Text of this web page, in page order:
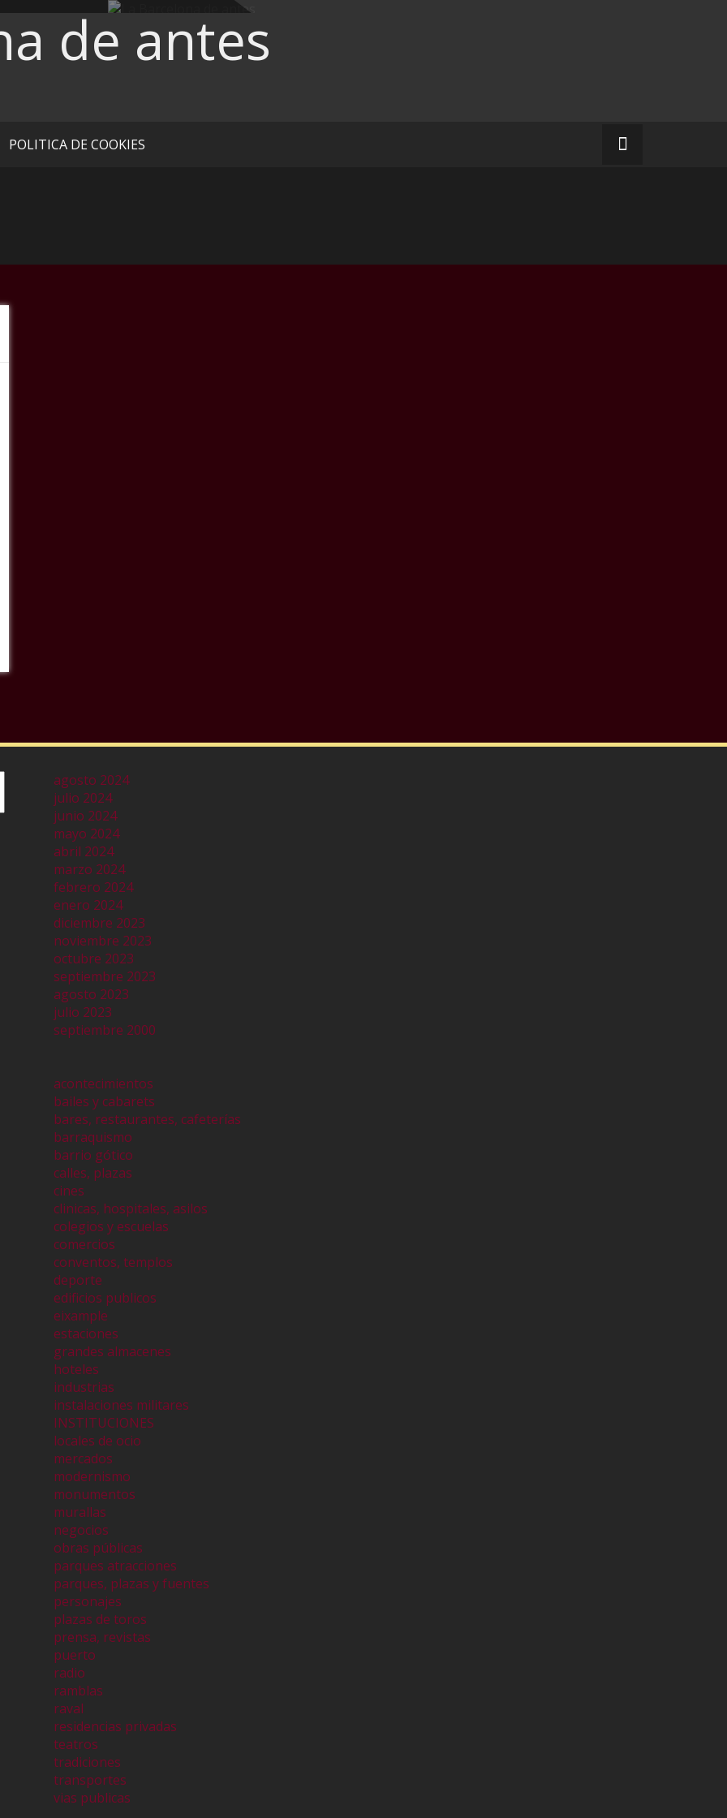
de antes
POLITICA DE COOKIES
agosto 2024
julio 2024
junio 2024
mayo 2024
abril 2024
marzo 2024
febrero 2024
enero 2024
diciembre 2023
noviembre 2023
octubre 2023
septiembre 2023
agosto 2023
julio 2023
septiembre 2000
acontecimientos
bailes y cabarets
bares, restaurantes, cafeterías
barraquismo
barrio gótico
calles, plazas
cines
clinicas, hospitales, asilos
colegios y escuelas
comercios
conventos, templos
deporte
edificios publicos
eixample
estaciones
grandes almacenes
hoteles
industrias
instalaciones militares
INSTITUCIONES
locales de ocio
mercados
modernismo
monumentos
murallas
negocios
obras públicas
parques atracciones
parques, plazas y fuentes
personajes
plazas de toros
prensa, revistas
puerto
radio
ramblas
raval
residencias privadas
teatros
tradiciones
transportes
vias publicas